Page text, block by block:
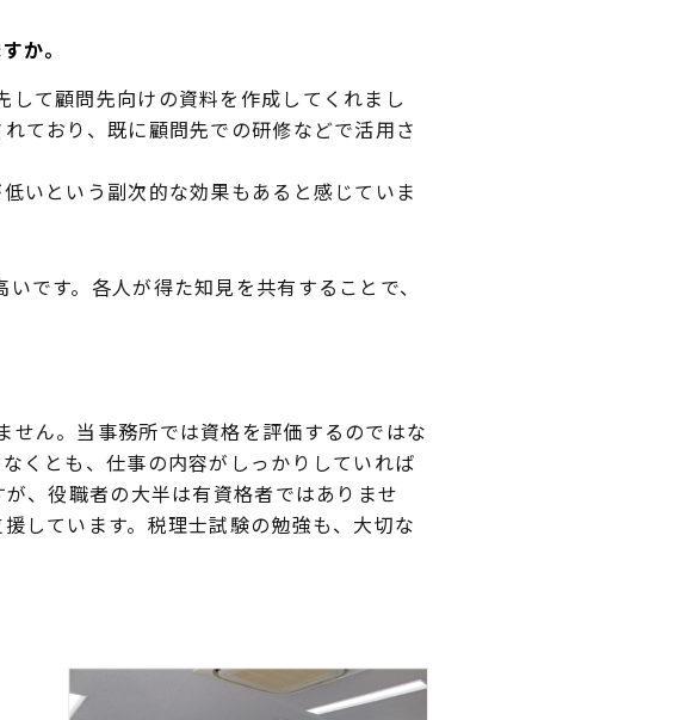
か。
て顧問先向けの資料を作成してくれまし
ており、既に顧問先での研修などで活用さ
いという副次的な効果もあると感じていま
です。各人が得た知見を共有することで、
ん。当事務所では資格を評価するのではな
くとも、仕事の内容がしっかりしていれば
、役職者の大半は有資格者ではありませ
しています。税理士試験の勉強も、大切な